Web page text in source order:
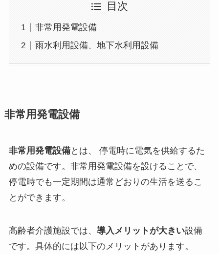
目次
非常用発電設備
雨水利用設備、地下水利用設備
非常用発電設備
非常用発電設備とは、 停電時に電気を供給するた
めの設備です。非常用発電設備を設けることで、
停電時でも一定期間は通常どおりの生活を送るこ
とができます。
高齢者介護施設では、 導入メリットが大きい設備
です。具体的には以下のメリットがあります。